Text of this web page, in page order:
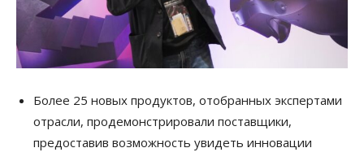
Более 25 новых продуктов, отобранных экспертами
отрасли, продемонстрировали поставщики,
предоставив возможность увидеть инновации